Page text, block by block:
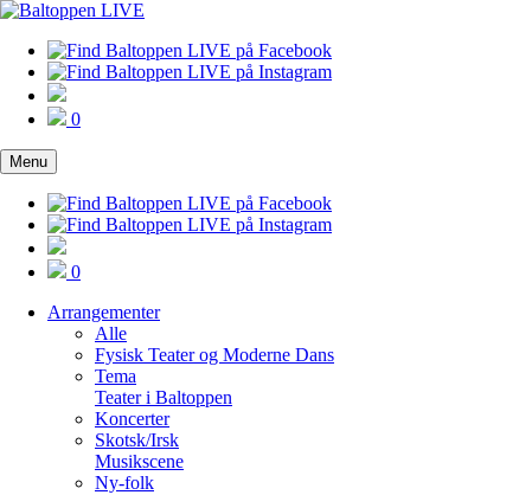
0
Menu
0
Arrangementer
Alle
Fysisk Teater og Moderne Dans
Tema
Teater i Baltoppen
Koncerter
Skotsk/Irsk
Musikscene
Ny-folk